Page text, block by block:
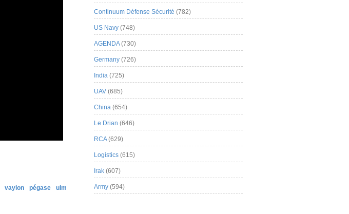
vaylon pégase
ulm
Continuum Défense Sécurité (782)
US Navy (748)
AGENDA(730)
Germany (726)
India (725)
UAV (685)
China (654)
Le Drian (646)
RCA(629)
Logistics (615)
Irak (607)
Army (594)